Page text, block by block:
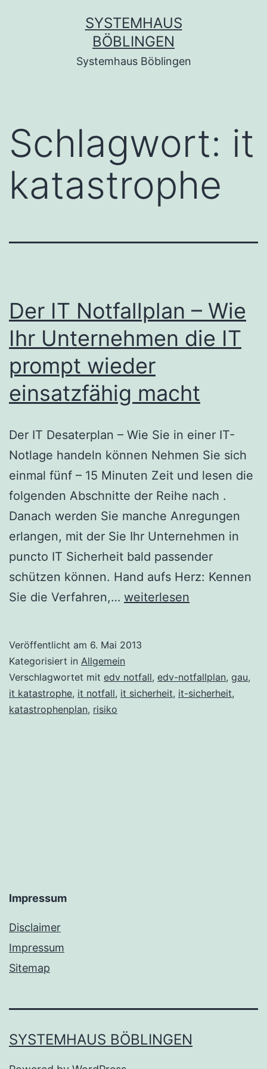
SYSTEMHAUS
BÖBLINGEN
Systemhaus Böblingen
Schlagwort: it
katastrophe
Der IT Notfallplan – Wie
Ihr Unternehmen die IT
prompt wieder
einsatzfähig macht
Der IT Desaterplan – Wie Sie in einer IT-
Notlage handeln können Nehmen Sie sich
einmal fünf – 15 Minuten Zeit und lesen die
folgenden Abschnitte der Reihe nach .
Danach werden Sie manche Anregungen
erlangen, mit der Sie Ihr Unternehmen in
puncto IT Sicherheit bald passender
schützen können. Hand aufs Herz: Kennen
Sie die Verfahren,… Der
–
Wie
Ihr
weiterlesen
Veröffentlicht am 6. Mai 2013
Kategorisiert in Allgemein
Verschlagwortet mit edv notfall, edv-notfallplan, gau,
it katastrophe, it notfall, it sicherheit, it-sicherheit,
katastrophenplan, risiko
Impressum
Disclaimer
Impressum
Sitemap
SYSTEMHAUS BÖBLINGEN